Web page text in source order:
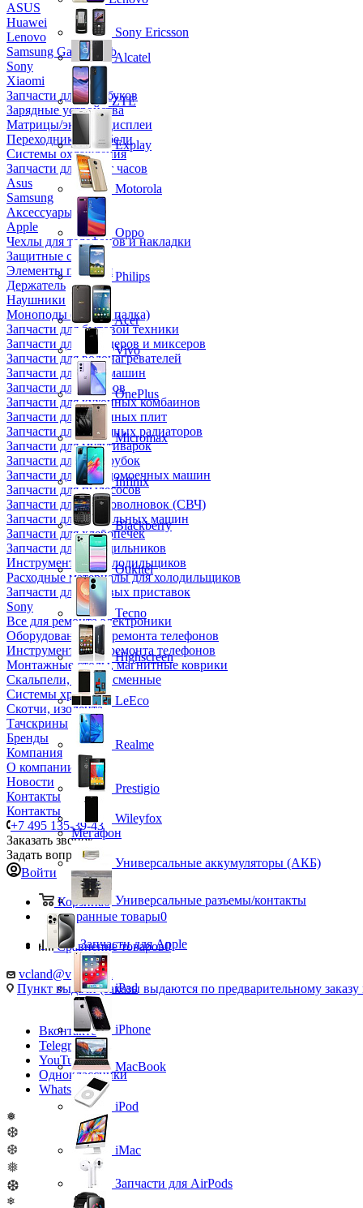
ASUS
Huawei
Lenovo
Samsung Galaxy Tab
Sony
Xiaomi
Запчасти для ноутбуков
Зарядные устройства
Матрицы/экраны/дисплеи
Переходники и кабели
Системы охлаждения
Запчасти для смарт часов
Asus
Samsung
Аксессуары
Apple
Чехлы для телефонов и накладки
Защитные стекла
Элементы питания
Держатель
Наушники
Моноподы (Селфи палка)
Запчасти для бытовой техники
Запчасти для блендеров и миксеров
Запчасти для водонагревателей
Запчасти для кофемашин
Запчасти для кулеров
Запчасти для кухонных комбаинов
Запчасти для кухонных плит
Запчасти для масляных радиаторов
Запчасти для мультиварок
Запчасти для мясорубок
Запчасти для посудомоечных машин
Запчасти для пылесосов
Запчасти для микроволновок (СВЧ)
Запчасти для стиральных машин
Запчасти для хлебопечек
Запчасти для холодильников
Инструмент для холодильщиков
Расходные материалы для холодильщиков
Запчасти для игровых приставок
Sony
Все для ремонта электроники
Оборудование для ремонта телефонов
Инструменты для ремонта телефонов
Монтажные столы, магнитные коврики
Скальпели, лезвия сменные
Системы хранения
Скотчи, изолента
Тачскрины
Бренды
Компания
О компании
Новости
Контакты
Контакты
+7 495 135-39-43
Заказать звонок
Задать вопрос
Войти
Корзина0
Избранные товары0
Сравнение товаров0
vcland@vcland.ru
Пункт выдачи (заказы выдаются по предварительному заказу
Вконтакте
Telegram
YouTube
Одноклассники
WhatsApp
❅
❆
❆
❅
❆
❄
Sony Ericsson
Alcatel
ZTE
Explay
Motorola
Oppo
Philips
Acer
Vivo
OnePlus
Micromax
Infinix
Blackberry
Oukitel
Tecno
Highscreen
LeEco
Realme
Prestigio
Wileyfox
Мегафон
Универсальные аккумуляторы (АКБ)
Универсальные разъемы/контакты
Запчасти для Apple
iPad
iPhone
MacBook
iPod
iMac
Запчасти для AirPods